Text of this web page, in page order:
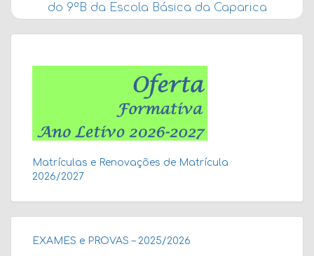
do 9ºB da Escola Básica da Caparica
Matrículas e Renovações de Matrícula
2026/2027
EXAMES e PROVAS – 2025/2026